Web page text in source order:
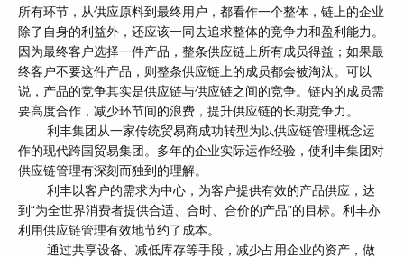
所有环节，从供应原料到最终用户，都看作一个整体，链上的企业
除了自身的利益外，还应该一同去追求整体的竞争力和盈利能力。
因为最终客户选择一件产品，整条供应链上所有成员得益；如果最
终客户不要这件产品，则整条供应链上的成员都会被淘汰。可以
说，产品的竞争其实是供应链与供应链之间的竞争。链内的成员需
要高度合作，减少环节间的浪费，提升供应链的长期竞争力。
利丰集团从一家传统贸易商成功转型为以供应链管理概念运
作的现代跨国贸易集团。多年的企业实际运作经验，使利丰集团对
供应链管理有深刻而独到的理解。
利丰以客户的需求为中心，为客户提供有效的产品供应，达
到“为全世界消费者提供合适、合时、合价的产品”的目标。利丰亦
利用供应链管理有效地节约了成本。
通过共享设备、减低库存等手段，减少占用企业的资产，做